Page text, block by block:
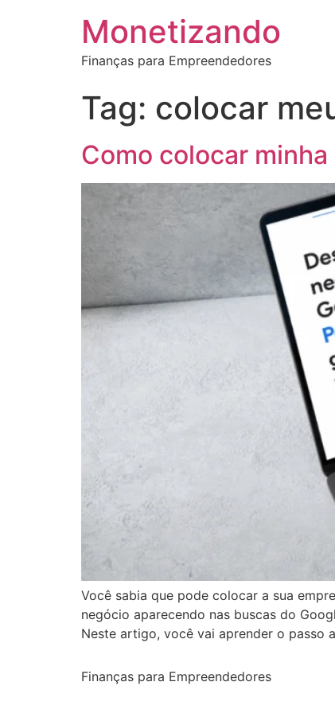
Monetizando
Finanças para Empreendedores
Tag: colocar
Como colocar
Você sabia que pode colocar a sua
negócio aparecendo nas buscas do
Neste artigo, você vai aprender o passo
Finanças para Empreendedores